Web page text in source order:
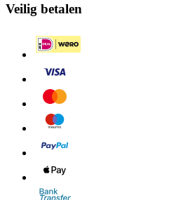
Veilig betalen